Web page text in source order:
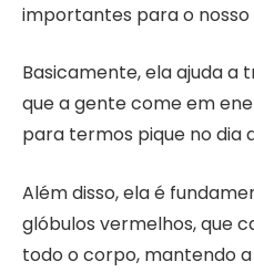
importantes para o
Basicamente, ela ajuda a
que a gente come em
para termos pique no dia
Além disso, ela é
glóbulos vermelhos, que
todo o corpo, mantendo